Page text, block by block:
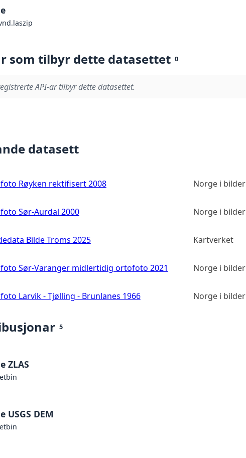
som tilbyr dette datasettet 0
API-ar tilbyr dette datasettet.
datasett
Røyken rektifisert 2008 Norge i bilder
Sør-Aurdal 2000 Norge i bilder
Bilde Troms 2025 Kartverket
Sør-Varanger midlertidig ortofoto 2021 Norge i bilder
Larvik - Tjølling - Brunlanes 1966 Norge i bilder
5
ZLAS
bin
USGS DEM
bin